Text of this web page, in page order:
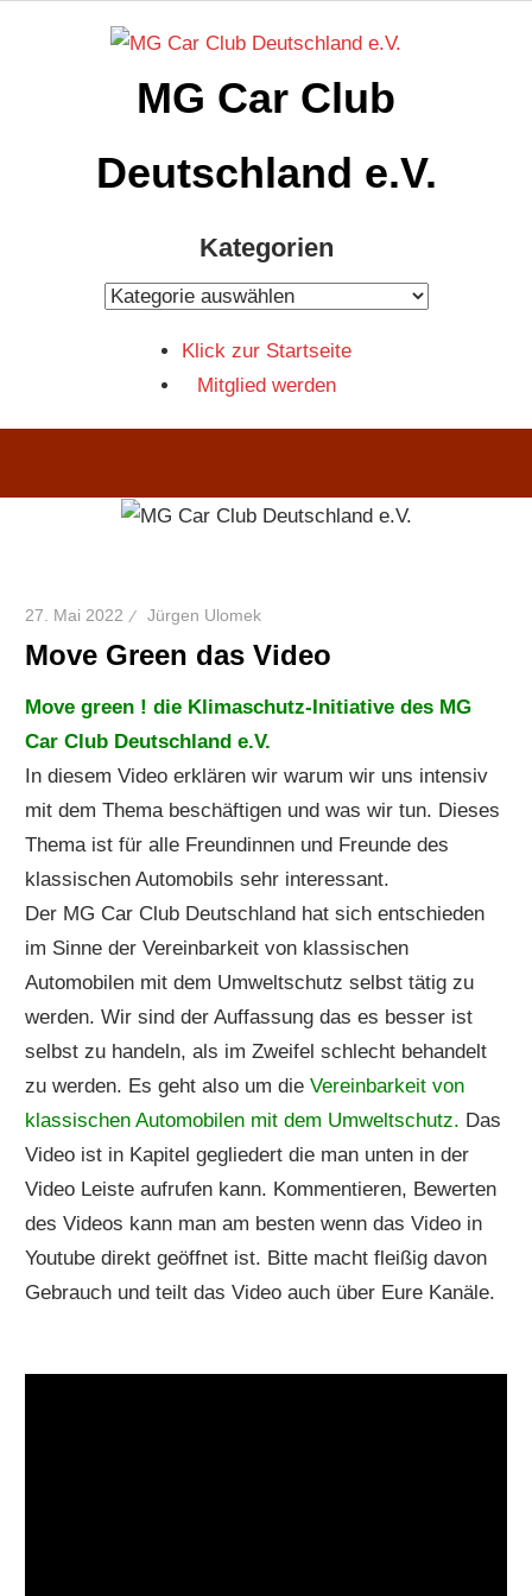
MG Car Club
Deutschland e.V.
Kategorien
Kategorien
Klick zur Startseite
Mitglied werden
27. Mai 2022 Jürgen Ulomek
Move Green das Video
Move green ! die Klimaschutz-Initiative des MG
Car Club Deutschland e.V.
In diesem Video erklären wir warum wir uns intensiv
mit dem Thema beschäftigen und was wir tun. Dieses
Thema ist für alle Freundinnen und Freunde des
klassischen Automobils sehr interessant.
Der MG Car Club Deutschland hat sich entschieden
im Sinne der Vereinbarkeit von klassischen
Automobilen mit dem Umweltschutz selbst tätig zu
werden. Wir sind der Auffassung das es besser ist
selbst zu handeln, als im Zweifel schlecht behandelt
zu werden. Es geht also um dieVereinbarkeit von
klassischen Automobilen mit dem Umweltschutz. Das
Video ist in Kapitel gegliedert die man unten in der
Video Leiste aufrufen kann. Kommentieren, Bewerten
des Videos kann man am besten wenn das Video in
Youtube direkt geöffnet ist. Bitte macht fleißig davon
Gebrauch und teilt das Video auch über Eure Kanäle.